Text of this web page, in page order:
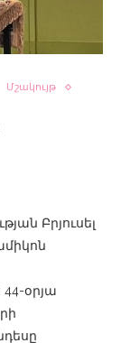
Մշակույթ
Բրյուսել
օրյա